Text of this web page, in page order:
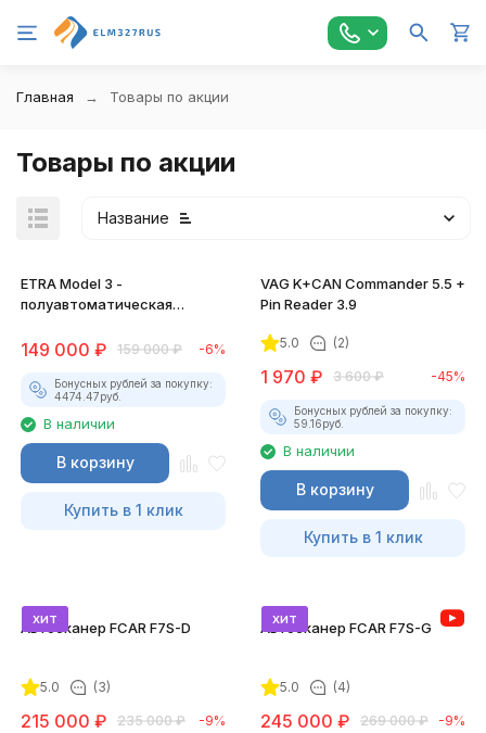
Главная Товары по акции
Товары по акции
Название
ETRA Model 3 -
полуавтоматическая
автокондиционеров
149 000 ₽ 159 000 ₽ -6%
Бонусных рублей за покупку:
4474.47руб.
В наличии
В корзину
Купить в 1 клик
VAG K+CAN Commander 5.5 +
Pin Reader 3.9
5.0 (2)
1 970 ₽ 3 600 ₽ -45%
Бонусных рублей за покупку:
59.16руб.
В наличии
В корзину
Купить в 1 клик
хит
Автосканер FCAR F7S-D
5.0 (3)
215 000 ₽ 235 000 ₽ -9%
хит
Автосканер FCAR F7S-G
5.0 (4)
245 000 ₽ 269 000 ₽ -9%